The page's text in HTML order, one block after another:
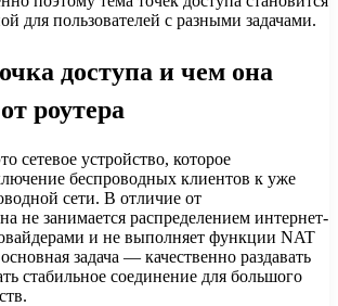
для пользователей с разными задачами.
доступа и чем она
роутера
сетевое устройство, которое
беспроводных клиентов к уже
сети. В отличие от
не занимается распределением интернет-
и не выполняет функции NAT
задача — качественно раздавать
стабильное соединение для большого